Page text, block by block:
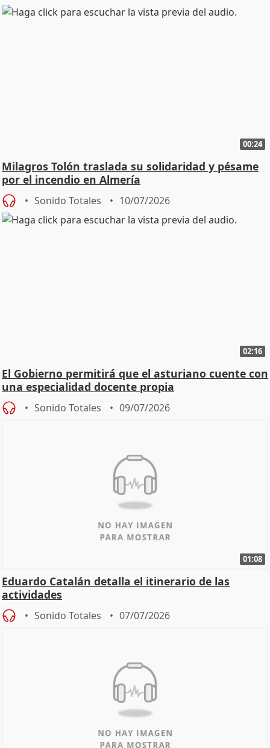
00:24
Milagros Tolón traslada su solidaridad y pésame
por el incendio en Almería
Sonido Totales 10/07/2026
02:16
El Gobierno permitirá que el asturiano cuente con
una especialidad docente propia
Sonido Totales 09/07/2026
01:08
Eduardo Catalán detalla el itinerario de las
actividades
Sonido Totales 07/07/2026